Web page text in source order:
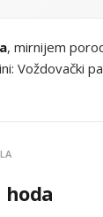
, mirnijem
Voždovački